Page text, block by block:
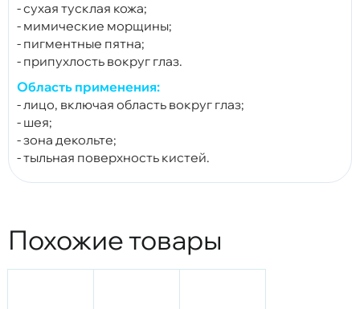
- сухая тусклая кожа;
- мимические морщины;
- пигментные пятна;
- припухлость вокруг глаз.
Область применения:
- лицо, включая область вокруг глаз;
- шея;
- зона декольте;
- тыльная поверхность кистей.
Похожие товары